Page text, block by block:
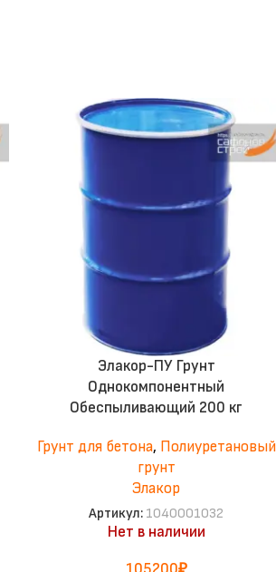
Элакор-ПУ Грунт
Однокомпонентный
Обеспыливающий 200 кг
Грунт для бетона, Полиуретановый
грунт
Элакор
Артикул: 1040001032
Нет в наличии